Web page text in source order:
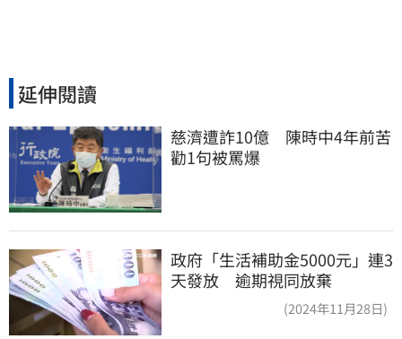
延伸閱讀
慈濟遭詐10億　陳時中4年前苦
勸1句被罵爆
政府「生活補助金5000元」連3
天發放 逾期視同放棄
(2024年11月28日)